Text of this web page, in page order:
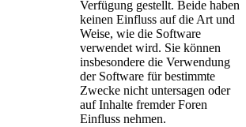
Verfügung gestellt. Beide haben
keinen Einfluss auf die Art und
Weise, wie die Software
verwendet wird. Sie können
insbesondere die Verwendung
der Software für bestimmte
Zwecke nicht untersagen oder
auf Inhalte fremder Foren
Einfluss nehmen.